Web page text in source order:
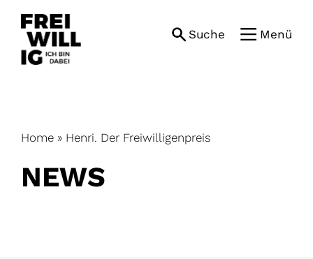
content
Suche Menü
Home » Henri. Der Freiwilligenpreis
NEWS